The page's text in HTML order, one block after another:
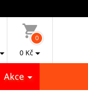
0
0 Kč
Akce